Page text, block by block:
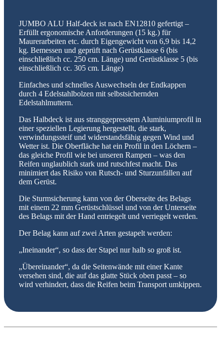
JUMBO ALU Half-deck ist nach EN12810 gefertigt –
Erfüllt ergonomische Anforderungen (15 kg.) für
Maurerarbeiten etc. durch Eigengewicht von 6,9 bis 14,2
kg. Bemessen und geprüft nach Gerüstklasse 6 (bis
einschließlich cc. 250 cm. Länge) und Gerüstklasse 5 (bis
einschließlich cc. 305 cm. Länge)
Einfaches und schnelles Auswechseln der Endkappen
durch 4 Edelstahlbolzen mit selbstsichernden
Edelstahlmuttern.
Das Halbdeck ist aus stranggepresstem Aluminiumprofil in
einer speziellen Legierung hergestellt, die stark,
verwindungssteif und widerstandsfähig gegen Wind und
Wetter ist. Die Oberfläche hat ein Profil in den Löchern –
das gleiche Profil wie bei unseren Rampen – was den
Reifen unglaublich stark und rutschfest macht. Das
minimiert das Risiko von Rutsch- und Sturzunfällen auf
dem Gerüst.
Die Sturmsicherung kann von der Oberseite des Belags
mit einem 22 mm Gerüstschlüssel und von der Unterseite
des Belags mit der Hand entriegelt und verriegelt werden.
Der Belag kann auf zwei Arten gestapelt werden:
„Ineinander“, so dass der Stapel nur halb so groß ist.
„Übereinander“, da die Seitenwände mit einer Kante
versehen sind, die auf das glatte Stück oben passt – so
wird verhindert, dass die Reifen beim Transport umkippen.